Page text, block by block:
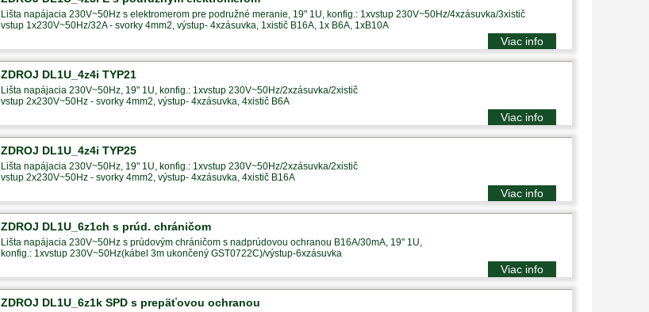
Lišta napájacia 230V~50Hz s elektromerom pre podružné meranie, 19" 1U, konfig.: 1xvstup 230V~50Hz/4xzásuvka/3xistič
vstup 1x230V~50Hz/32A - svorky 4mm2, výstup- 4xzásuvka, 1xistič B16A, 1x B6A, 1xB10A
Viac info
ZDROJ DL1U_4z4i TYP21
Lišta napájacia 230V~50Hz, 19" 1U, konfig.: 1xvstup 230V~50Hz/2xzásuvka/2xistič
vstup 2x230V~50Hz - svorky 4mm2, výstup- 4xzásuvka, 4xistič B6A
Viac info
ZDROJ DL1U_4z4i TYP25
Lišta napájacia 230V~50Hz, 19" 1U, konfig.: 1xvstup 230V~50Hz/2xzásuvka/2xistič
vstup 2x230V~50Hz - svorky 4mm2, výstup- 4xzásuvka, 4xistič B16A
Viac info
ZDROJ DL1U_6z1ch s prúd. chráničom
Lišta napájacia 230V~50Hz s prúdovým chráničom s nadprúdovou ochranou B16A/30mA, 19" 1U,
konfig.: 1xvstup 230V~50Hz(kábel 3m ukončený GST0722C)/výstup-6xzásuvka
Viac info
ZDROJ DL1U_6z1k SPD s prepäťovou ochranou